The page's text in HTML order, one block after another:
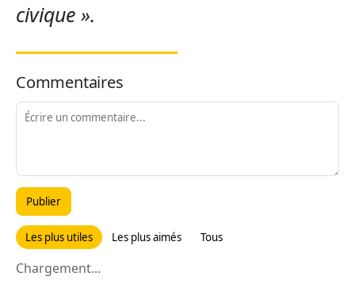
civique ».
Commentaires
Publier
Les plus utiles Les plus aimés Tous
Chargement...